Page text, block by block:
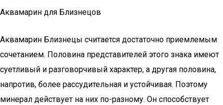
Аквамарин для Близнецов
Аквамарин Близнецы считается достаточно приемлемым
сочетанием. Половина представителей этого знака имеют
суетливый и разговорчивый характер, а другая половина,
напротив, более рассудительная и устойчивая. Поэтому
минерал действует на них по-разному. Он способствует